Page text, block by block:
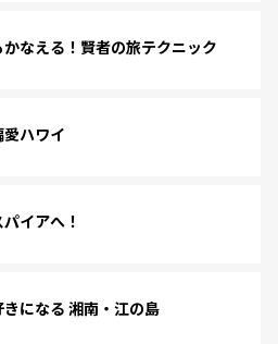
なえる！賢者の旅テクニック
ハワイ
イアへ！
になる 湘南・江の島